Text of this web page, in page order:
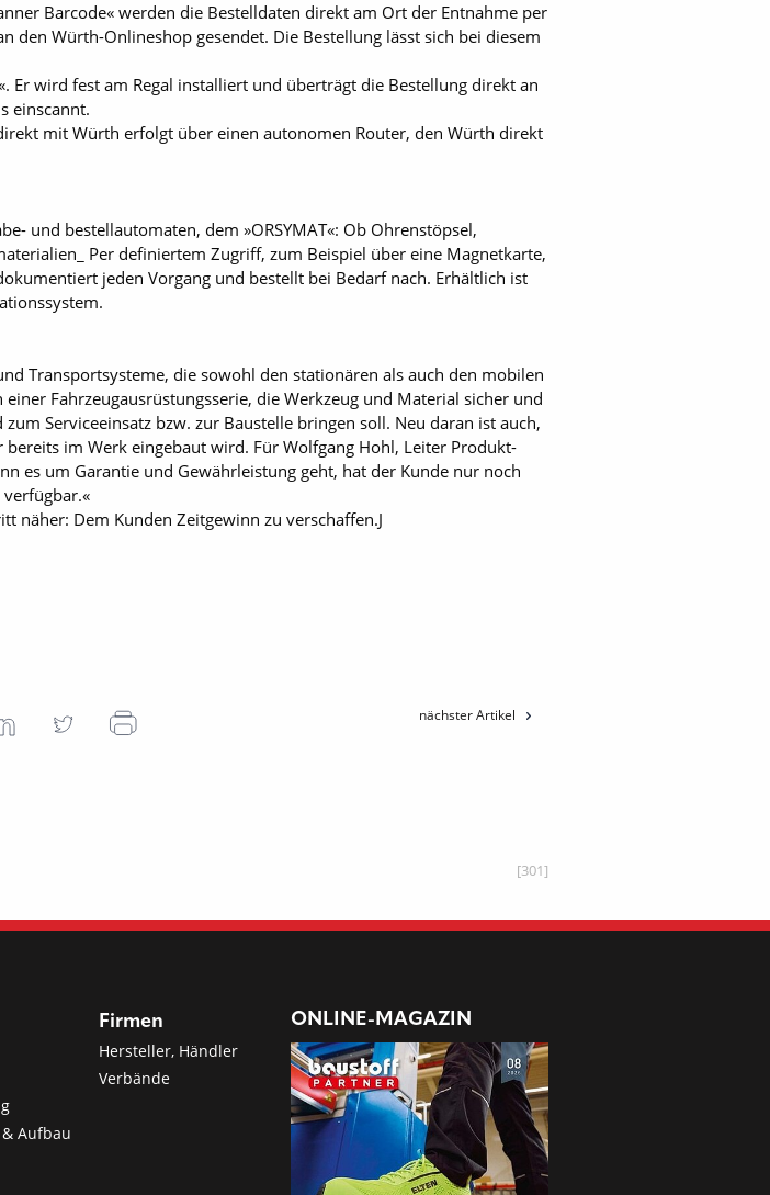
Barcode« werden die Bestelldaten direkt am Ort der Entnahme per
den Würth-Onlineshop gesendet. Die Bestellung lässt sich bei diesem
Er wird fest am Regal installiert und überträgt die Bestellung direkt an
einscannt.
mit Würth erfolgt über einen autonomen Router, den Würth direkt
und bestellautomaten, dem »ORSYMAT«: Ob Ohrenstöpsel,
Per definiertem Zugriff, zum Beispiel über eine Magnetkarte,
jeden Vorgang und bestellt bei Bedarf nach. Erhältlich ist
Transportsysteme, die sowohl den stationären als auch den mobilen
Fahrzeugausrüstungsserie, die Werkzeug und Material sicher und
Serviceeinsatz bzw. zur Baustelle bringen soll. Neu daran ist auch,
im Werk eingebaut wird. Für Wolfgang Hohl, Leiter Produkt-
es um Garantie und Gewährleistung geht, hat der Kunde nur noch
näher: Dem Kunden Zeitgewinn zu verschaffen.J
nächster Artikel
[301]
Aufbau
Firmen
Hersteller, Händler
Verbände
ONLINE-MAGAZIN